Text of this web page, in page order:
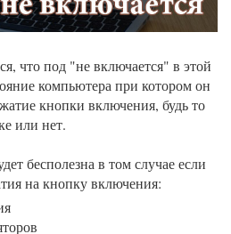
что под "не включается" в этой
компьютера при котором он
кнопки включения, будь то
или нет.
бесполезна в том случае если
на кнопку включения: